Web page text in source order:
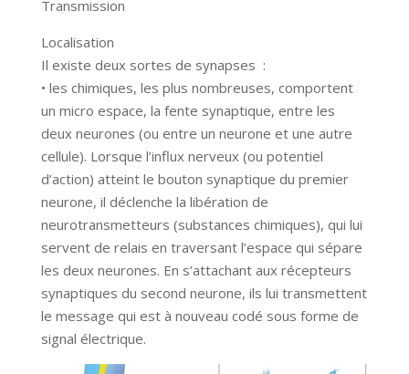
Transmission
Localisation
Il existe deux sortes de synapses :
• les chimiques, les plus nombreuses, comportent
un micro espace, la fente synaptique, entre les
deux neurones (ou entre un neurone et une autre
cellule). Lorsque l’influx nerveux (ou potentiel
d’action) atteint le bouton synaptique du premier
neurone, il déclenche la libération de
neurotransmetteurs (substances chimiques), qui lui
servent de relais en traversant l’espace qui sépare
les deux neurones. En s’attachant aux récepteurs
synaptiques du second neurone, ils lui transmettent
le message qui est à nouveau codé sous forme de
signal électrique.